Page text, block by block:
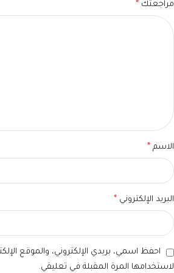
مراجعتك *
الاسم *
البريد الإلكتروني *
احفظ اسمي، بريدي الإلكتروني، والموقع
لاستخدامها المرة المقبلة في تعليقي.